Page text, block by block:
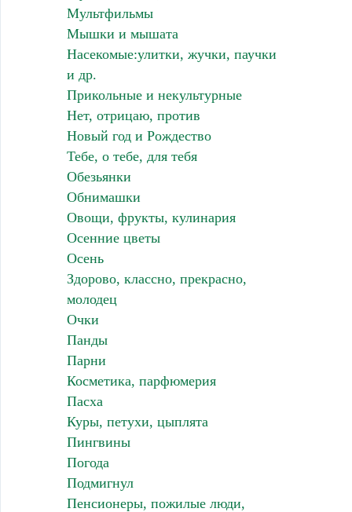
Мультфильмы
Мышки и мышата
Насекомые:улитки, жучки, паучки
и др.
Прикольные и некультурные
Нет, отрицаю, против
Новый год и Рождество
Тебе, о тебе, для тебя
Обезьянки
Обнимашки
Овощи, фрукты, кулинария
Осенние цветы
Осень
Здорово, классно, прекрасно,
молодец
Очки
Панды
Парни
Косметика, парфюмерия
Пасха
Куры, петухи, цыплята
Пингвины
Погода
Подмигнул
Пенсионеры, пожилые люди,